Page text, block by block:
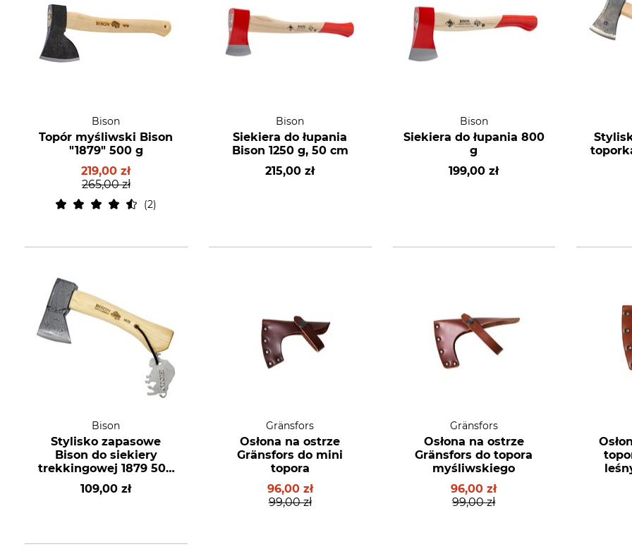
Bison
Topór myśliwski Bison
"1879" 500 g
219,00 zł
265,00 zł
2
Bison
Siekiera do łupania
Bison 1250 g, 50 cm
215,00 zł
Bison
Siekiera do łupania 800
g
199,00 zł
Bison
Stylisko zapasowe
Bison do siekiery
trekkingowej 1879 500
g
109,00 zł
Gränsfors
Osłona na ostrze
Gränsfors do mini
topora
96,00 zł
99,00 zł
Gränsfors
Osłona na ostrze
Gränsfors do topora
myśliwskiego
96,00 zł
99,00 zł